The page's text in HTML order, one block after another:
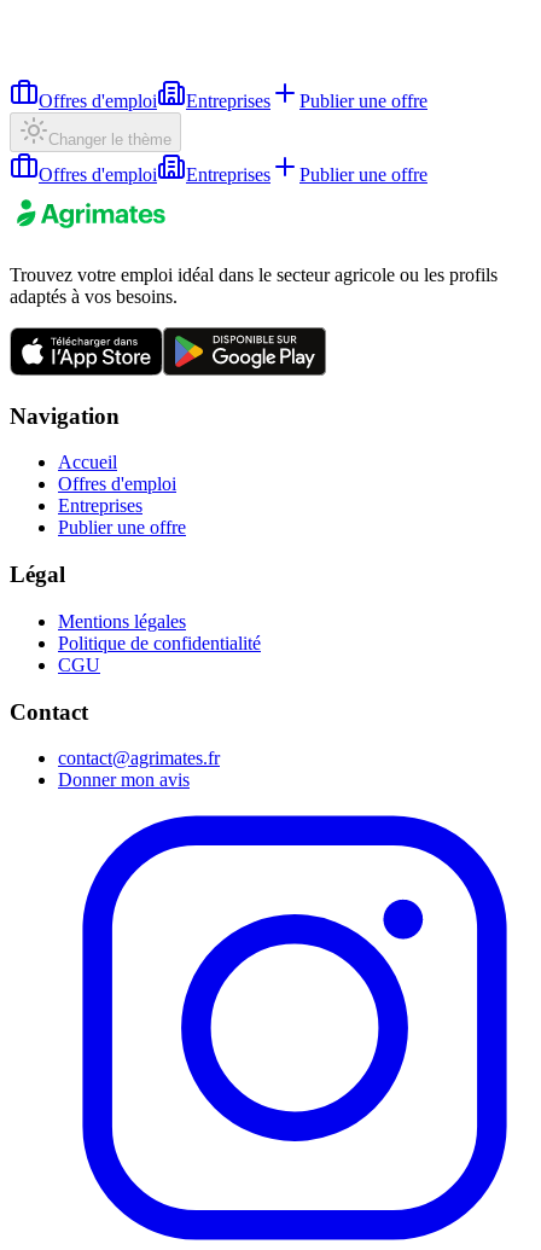
Offres d'emploi Entreprises Publier une offre
Changer le thème
Offres d'emploi Entreprises Publier une offre
Trouvez votre emploi idéal dans le secteur agricole ou les profils
adaptés à vos besoins.
Navigation
Accueil
Offres d'emploi
Entreprises
Publier une offre
Légal
Mentions légales
Politique de confidentialité
CGU
Contact
contact@agrimates.fr
Donner mon avis